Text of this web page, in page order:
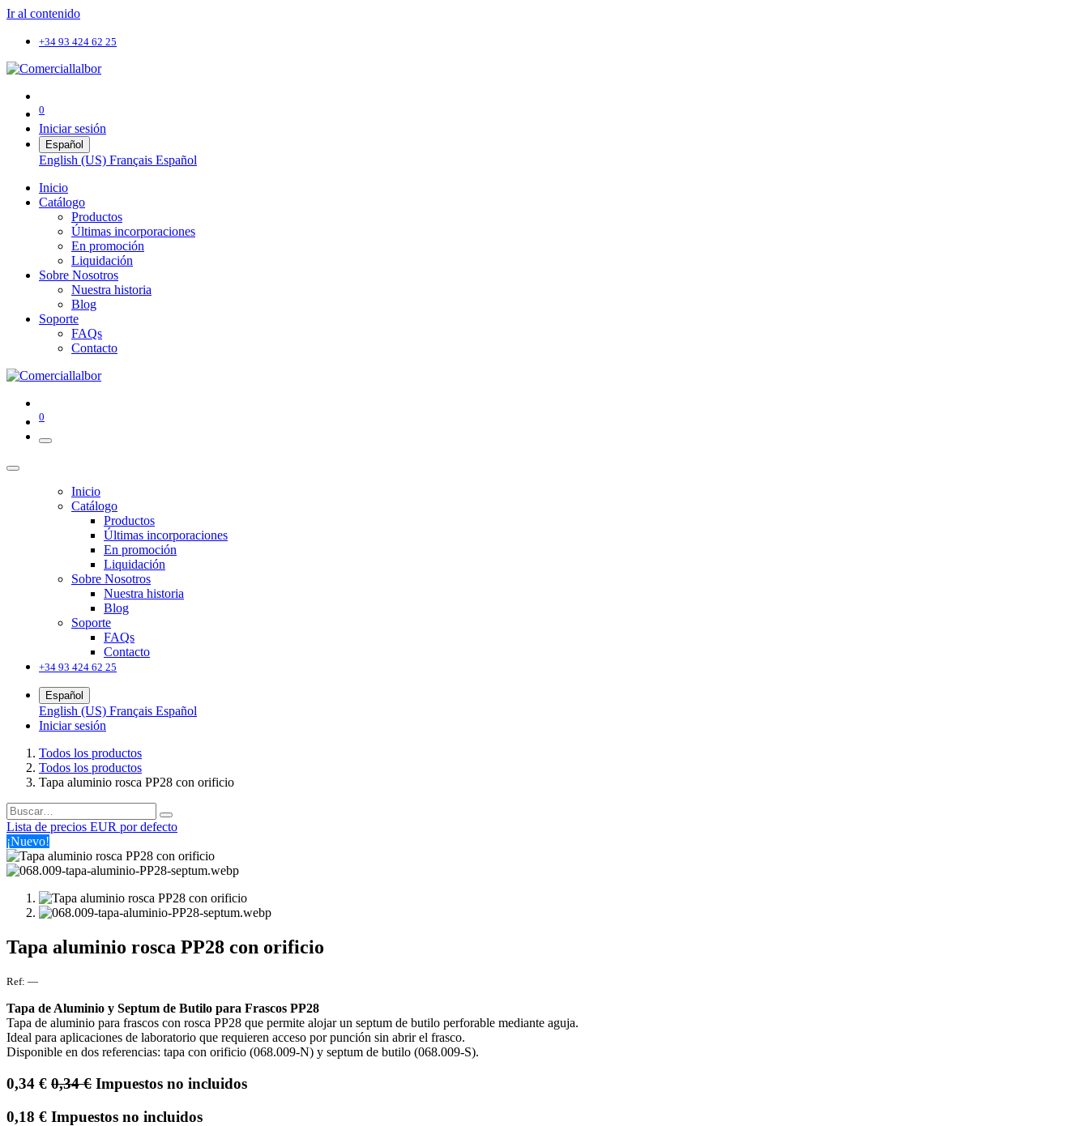
Ir al contenido
+34 93 424 62 25
0
Iniciar sesión
Español
English (US) Français Español
Inicio
Catálogo
Productos
Últimas incorporaciones
En promoción
Liquidación
Sobre Nosotros
Nuestra historia
Blog
Soporte
FAQs
Contacto
0
Inicio
Catálogo
Productos
Últimas incorporaciones
En promoción
Liquidación
Sobre Nosotros
Nuestra historia
Blog
Soporte
FAQs
Contacto
+34 93 424 62 25
Español
English (US) Français Español
Iniciar sesión
Todos los productos
Todos los productos
Tapa aluminio rosca PP28 con orificio
Lista de precios EUR por defecto
¡Nuevo!
Tapa aluminio rosca PP28 con orificio
Ref: —
Tapa de Aluminio y Septum de Butilo para Frascos PP28
Tapa de aluminio para frascos con rosca PP28 que permite alojar un septum de butilo perforable mediante aguja.
Ideal para aplicaciones de laboratorio que requieren acceso por punción sin abrir el frasco.
Disponible en dos referencias: tapa con orificio (068.009-N) y septum de butilo (068.009-S).
0,34 € 0,34€ Impuestos no incluidos
0,18 € Impuestos no incluidos